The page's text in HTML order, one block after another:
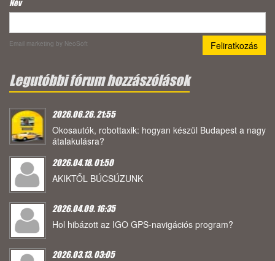
Név
Email marketing by NeoSoft
Legutóbbi fórum hozzászólások
2026.06.26. 21:55
Okosautók, robottaxik: hogyan készül Budapest a nagy
átalakulásra?
2026.04.18. 01:50
AKIKTŐL BÚCSÚZUNK
2026.04.09. 16:35
Hol hibázott az IGO GPS-navigációs program?
2026.03.13. 03:05